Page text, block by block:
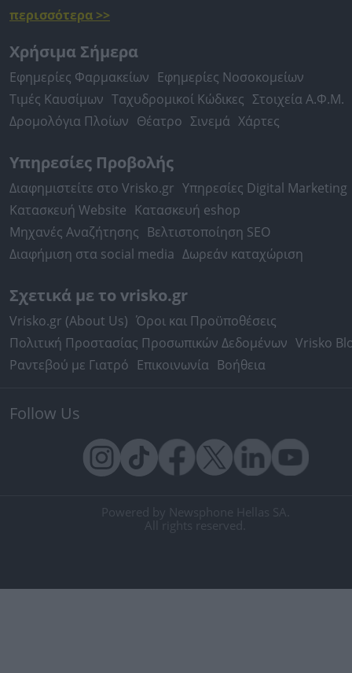
περισσότερα >>
Χρήσιμα Σήμερα
Εφημερίες Φαρμακείων Εφημερίες Νοσοκομείων
Τιμές Καυσίμων Ταχυδρομικοί Κώδικες Στοιχεία Α.Φ.Μ.
Δρομολόγια Πλοίων Θέατρο Σινεμά Χάρτες
Υπηρεσίες Προβολής
Διαφημιστείτε στο Vrisko.gr Υπηρεσίες Digital Marketing
Κατασκευή Website Κατασκευή eshop
Μηχανές Αναζήτησης Βελτιστοποίηση SEO
Διαφήμιση στα social media Δωρεάν καταχώριση
Σχετικά με το vrisko.gr
Vrisko.gr (About Us) Όροι και Προϋποθέσεις
Πολιτική Προστασίας Προσωπικών Δεδομένων Vrisko
Ραντεβού με Γιατρό Επικοινωνία Βοήθεια
Follow Us
Powered by Newsphone Hellas SA.
All rights reserved.